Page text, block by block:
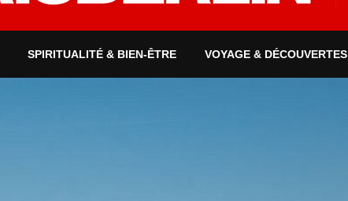
SPIRITUALITÉ & BIEN-ÊTRE VOYAGE & DÉCOUVERTES